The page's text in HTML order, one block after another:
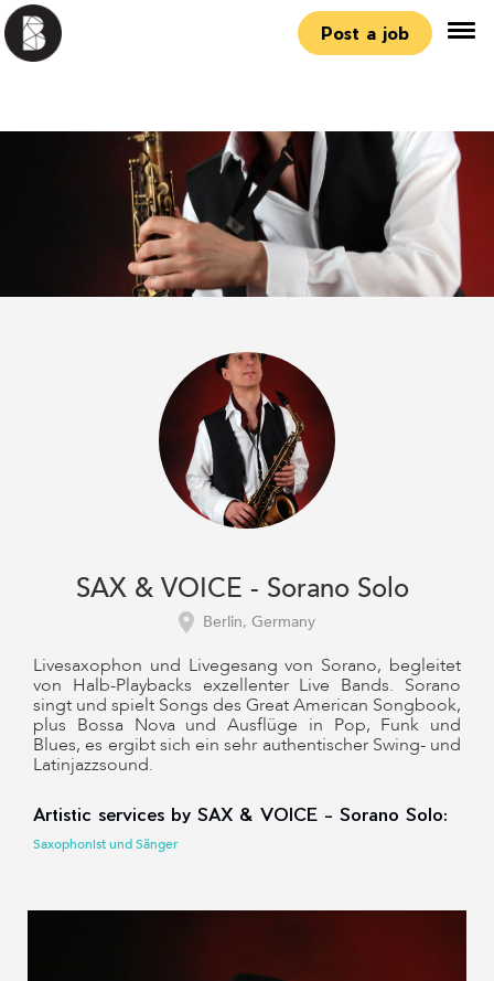
Post a job
SAX & VOICE - Sorano Solo
Berlin, Germany
Livesaxophon und Livegesang von Sorano, begleitet
von Halb-Playbacks exzellenter Live Bands. Sorano
singt und spielt Songs des Great American Songbook,
plus Bossa Nova und Ausflüge in Pop, Funk und
Blues, es ergibt sich ein sehr authentischer Swing- und
Latinjazzsound.
Artistic services by SAX & VOICE - Sorano Solo:
Saxophonist und Sänger